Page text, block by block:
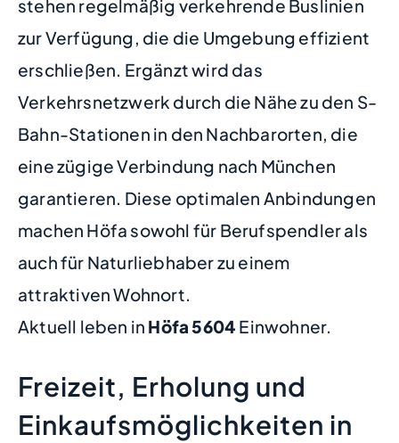
stehen regelmäßig verkehrende Buslinien
zur Verfügung, die die Umgebung effizient
erschließen. Ergänzt wird das
Verkehrsnetzwerk durch die Nähe zu den S-
Bahn-Stationen in den Nachbarorten, die
eine zügige Verbindung nach München
garantieren. Diese optimalen Anbindungen
machen Höfa sowohl für Berufspendler als
auch für Naturliebhaber zu einem
attraktiven Wohnort.
Aktuell leben in Höfa5604 Einwohner.
Freizeit, Erholung und
Einkaufsmöglichkeiten in